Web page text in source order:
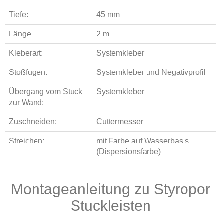
Tiefe: 45 mm
Länge 2 m
Kleberart: Systemkleber
Stoßfugen: Systemkleber und Negativprofil
Übergang vom Stuck
zur Wand:
Systemkleber
Zuschneiden: Cuttermesser
Streichen:
mit Farbe auf Wasserbasis
(Dispersionsfarbe)
Montageanleitung zu Styropor
Stuckleisten